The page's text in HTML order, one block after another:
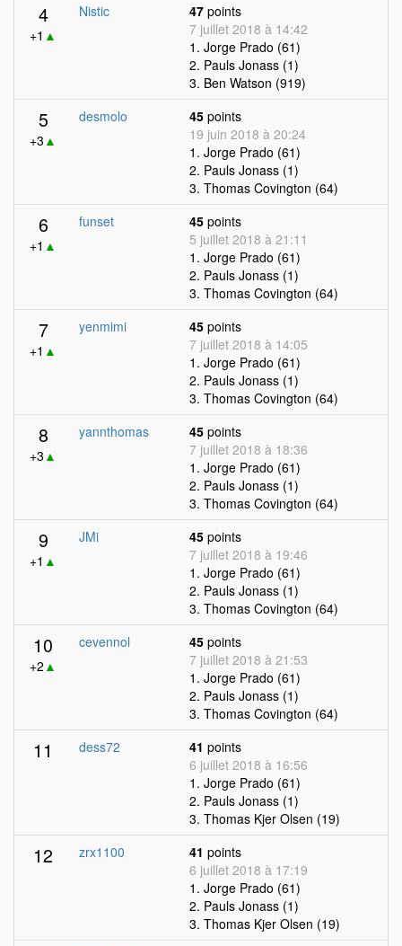
4
+1 ▲
Nistic 47 points
7 juillet 2018 à 14:42
1. Jorge Prado (61)
2. Pauls Jonass (1)
3. Ben Watson (919)
5
+3 ▲
desmolo 45 points
19 juin 2018 à 20:24
1. Jorge Prado (61)
2. Pauls Jonass (1)
3. Thomas Covington (64)
6
+1 ▲
funset 45 points
5 juillet 2018 à 21:11
1. Jorge Prado (61)
2. Pauls Jonass (1)
3. Thomas Covington (64)
7
+1 ▲
yenmimi 45 points
7 juillet 2018 à 14:05
1. Jorge Prado (61)
2. Pauls Jonass (1)
3. Thomas Covington (64)
8
+3 ▲
yannthomas 45 points
7 juillet 2018 à 18:36
1. Jorge Prado (61)
2. Pauls Jonass (1)
3. Thomas Covington (64)
9
+1 ▲
JMi 45 points
7 juillet 2018 à 19:46
1. Jorge Prado (61)
2. Pauls Jonass (1)
3. Thomas Covington (64)
10
+2 ▲
cevennol 45 points
7 juillet 2018 à 21:53
1. Jorge Prado (61)
2. Pauls Jonass (1)
3. Thomas Covington (64)
11 dess72 41 points
6 juillet 2018 à 16:56
1. Jorge Prado (61)
2. Pauls Jonass (1)
3. Thomas Kjer Olsen (19)
12 zrx1100 41 points
6 juillet 2018 à 17:19
1. Jorge Prado (61)
2. Pauls Jonass (1)
3. Thomas Kjer Olsen (19)